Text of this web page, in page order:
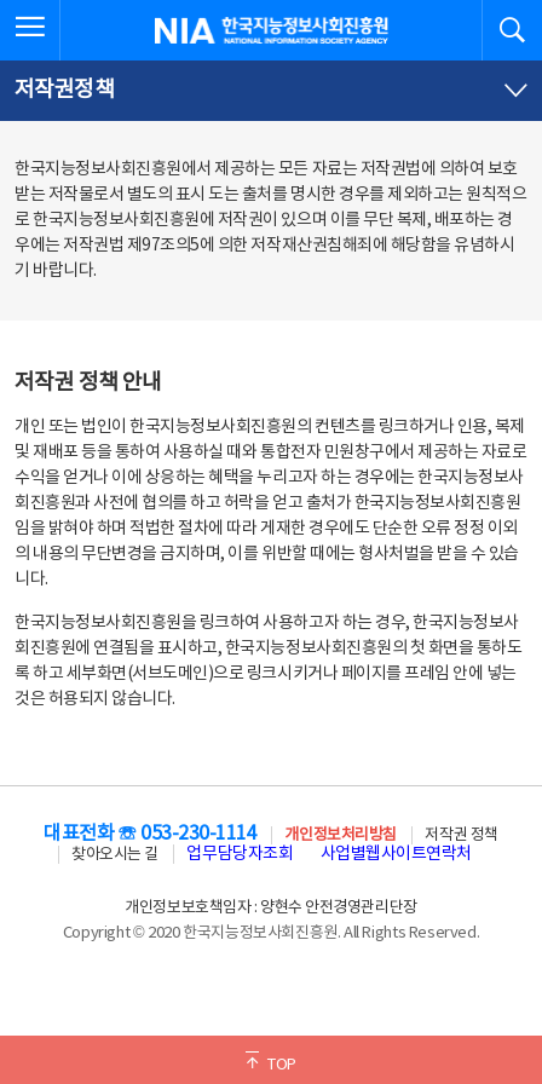
문
로
가
체
뉴
바
가
한국지능정보사회진흥원
저작권정책
한국지능정보사회진흥원에서 제공하는 모든 자료는 저작권법에 의하여 보호
받는 저작물로서 별도의 표시 도는 출처를 명시한 경우를 제외하고는 원칙적으
로 한국지능정보사회진흥원에 저작권이 있으며 이를 무단 복제, 배포하는 경
우에는 저작권법 제97조의5에 의한 저작재산권침해죄에 해당함을 유념하시
기 바랍니다.
저작권 정책 안내
개인 또는 법인이 한국지능정보사회진흥원의 컨텐츠를 링크하거나 인용, 복제
및 재배포 등을 통하여 사용하실 때와 통합전자 민원창구에서 제공하는 자료로
수익을 얻거나 이에 상응하는 혜택을 누리고자 하는 경우에는 한국지능정보사
회진흥원과 사전에 협의를 하고 허락을 얻고 출처가 한국지능정보사회진흥원
임을 밝혀야 하며 적법한 절차에 따라 게재한 경우에도 단순한 오류 정정 이외
의 내용의 무단변경을 금지하며, 이를 위반할 때에는 형사처벌을 받을 수 있습
니다.
한국지능정보사회진흥원을 링크하여 사용하고자 하는 경우, 한국지능정보사
회진흥원에 연결됨을 표시하고, 한국지능정보사회진흥원의 첫 화면을 통하도
록 하고 세부화면(서브도메인)으로 링크시키거나 페이지를 프레임 안에 넣는
것은 허용되지 않습니다.
TOP
대표전화 ☏ 053-230-1114 개인정보처리방침
저작권 정책
찾아오시는 길
업무담당자조회 사업별웹사이트연락처
개인정보보호책임자 : 양현수 안전경영관리단장
Copyright © 2020 한국지능정보사회진흥원. All Rights Reserved.